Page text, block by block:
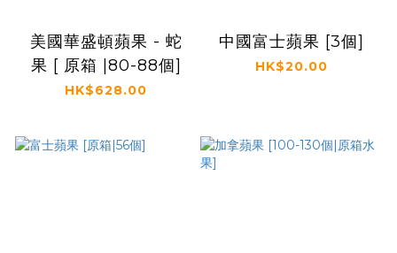
美國華盛頓蘋果 - 蛇
果 [ 原箱 |80-88個]
HK$628.00
中國富士蘋果 [3個]
HK$20.00